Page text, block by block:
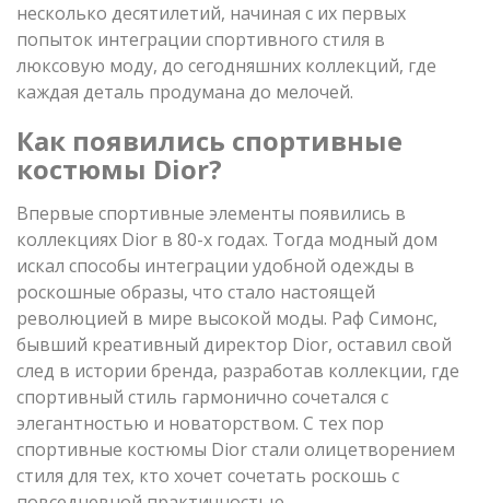
несколько десятилетий, начиная с их первых
попыток интеграции спортивного стиля в
люксовую моду, до сегодняшних коллекций, где
каждая деталь продумана до мелочей.
Как появились спортивные
костюмы Dior?
Впервые спортивные элементы появились в
коллекциях Dior в 80-х годах. Тогда модный дом
искал способы интеграции удобной одежды в
роскошные образы, что стало настоящей
революцией в мире высокой моды. Раф Симонс,
бывший креативный директор Dior, оставил свой
след в истории бренда, разработав коллекции, где
спортивный стиль гармонично сочетался с
элегантностью и новаторством. С тех пор
спортивные костюмы Dior стали олицетворением
стиля для тех, кто хочет сочетать роскошь с